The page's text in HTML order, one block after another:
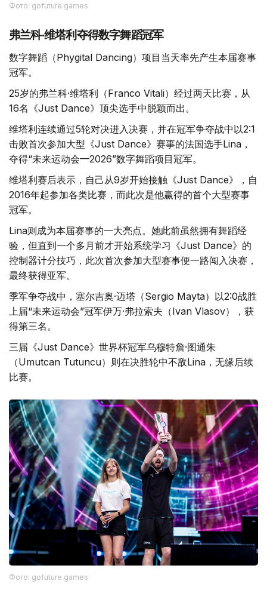
Фото: gofuture.games
弗兰科·维塔利夺得数字舞蹈冠军
数字舞蹈（Phygital Dancing）项目当天率先产生本届赛事
冠军。
25岁的弗兰科·维塔利（Franco Vitali）经过两天比赛，从
16名《Just Dance》顶尖选手中脱颖而出。
维塔利连续通过5轮对决进入决赛，并在冠军争夺战中以2:1
击败首次参加大型《Just Dance》赛事的法国选手Lina，
夺得“未来运动会—2026”数字舞蹈项目冠军。
维塔利赛后表示，自己从9岁开始接触《Just Dance》，自
2016年起参加各类比赛，而此次是他赢得的首个大型赛事
冠军。
Lina则成为本届赛事的一大亮点。她此前虽然拥有舞蹈经
验，但直到一个多月前才开始系统学习《Just Dance》的
控制器计分技巧，此次首次参加大型赛事便一路闯入决赛，
最终获得亚军。
季军争夺战中，塞尔吉奥·迈塔（Sergio Mayta）以2:0战胜
上届“未来运动会”冠军伊万·弗拉索夫（Ivan Vlasov），获
得第三名。
三届《Just Dance》世界杯冠军乌穆特詹·图通朱
（Umutcan Tutuncu）则在决胜轮中不敌Lina，无缘后续
比赛。
Фото: gofuture.games